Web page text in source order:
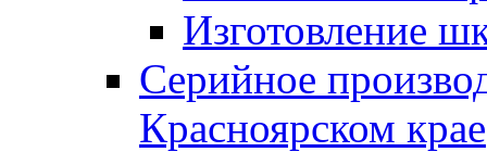
Изготовление
Серийное
Красноярском крае